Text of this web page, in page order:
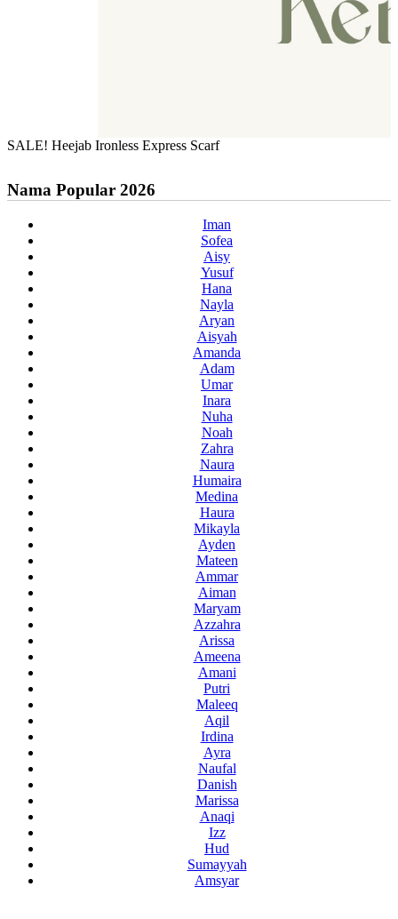
SALE! Heejab Ironless Express Scarf
Nama Popular 2026
Iman
Sofea
Aisy
Yusuf
Hana
Nayla
Aryan
Aisyah
Amanda
Adam
Umar
Inara
Nuha
Noah
Zahra
Naura
Humaira
Medina
Haura
Mikayla
Ayden
Mateen
Ammar
Aiman
Maryam
Azzahra
Arissa
Ameena
Amani
Putri
Maleeq
Aqil
Irdina
Ayra
Naufal
Danish
Marissa
Anaqi
Izz
Hud
Sumayyah
Amsyar